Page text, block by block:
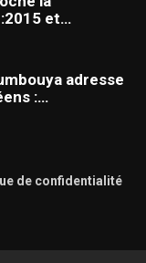
et…
adresse
:…
de confidentialité